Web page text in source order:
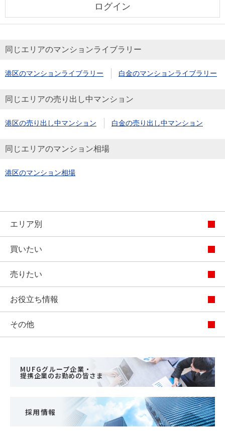
ログイン
同じエリアのマンションライブラリー
港区のマンションライブラリー 白金のマンションライブラリー
同じエリアの売り出し中マンション
港区の売り出し中マンション 白金の売り出し中マンション
同じエリアのマンション相場
港区のマンション相場
エリア別
買いたい
売りたい
お役立ち情報
その他
MUFGグループ企業・
提携企業のお勤めの皆さま
採用情報